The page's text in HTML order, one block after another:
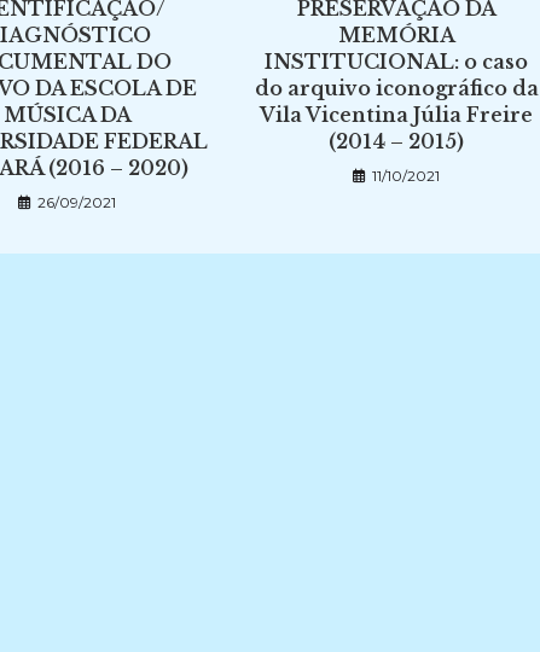
DO
DA ESCOLA DE
MÚSICA DA
FEDERAL
(2016 – 2020)
26/09/2021
PRESERVAÇÃO DA
MEMÓRIA
INSTITUCIONAL: o caso
do arquivo iconográfico da
Vila Vicentina Júlia Freire
(2014 – 2015)
11/10/2021